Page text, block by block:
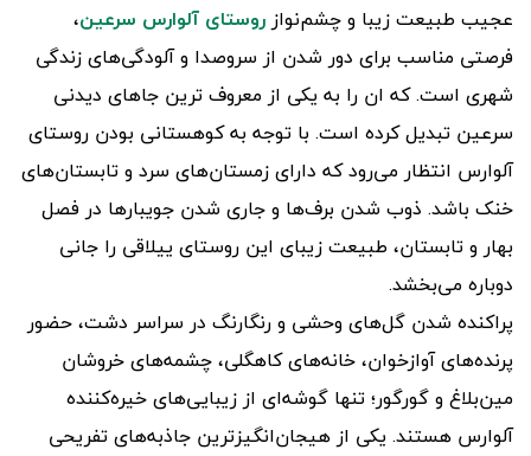
عجیب طبیعت زیبا و چشم‌نوازروستای آلوارس سرعین،
فرصتی مناسب برای دور شدن از سروصدا و آلودگی‌های زندگی
شهری است. که ان را به یکی از معروف ترین جاهای دیدنی
سرعین تبدیل کرده است. با توجه به کوهستانی بودن روستای
آلوارس انتظار می‌رود که دارای زمستان‌های سرد و تابستان‌های
خنک باشد. ذوب شدن برف‌ها و جاری شدن جویبارها در فصل
بهار و تابستان، طبیعت زیبای این روستای ییلاقی را جانی
دوباره می‌بخشد.
پراکنده شدن گل‌های وحشی و رنگارنگ در سراسر دشت، حضور
پرند‌ه‌های آوازخوان، خانه‌های کاهگلی، چشمه‌های خروشان
مین‌بلاغ و گورگور؛ تنها گوشه‌ای از زیبایی‌های خیره‌کننده
آلوارس هستند. یکی از هیجان‌انگیزترین جاذبه‌های تفریحی